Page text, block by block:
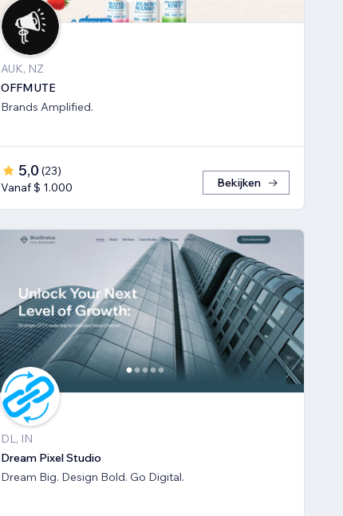
AUK, NZ
OFFMUTE
Brands Amplified.
5,0 (23)
Vanaf $ 1.000
Bekijken
DL, IN
Dream Pixel Studio
Dream Big. Design Bold. Go Digital.